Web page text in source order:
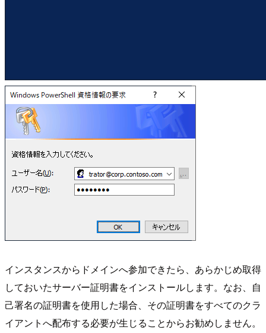
インスタンスからドメインへ参加できたら、あらかじめ取得
しておいたサーバー証明書をインストールします。なお、自
己署名の証明書を使用した場合、その証明書をすべてのクラ
イアントへ配布する必要が生じることからお勧めしません。